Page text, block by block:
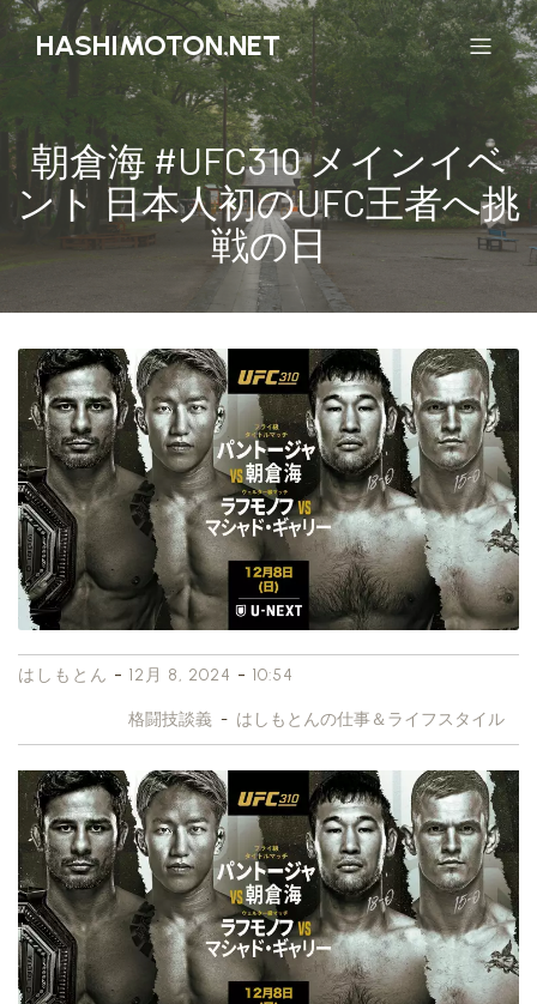
HASHIMOTON.NET
朝倉海 #UFC310 メインイベ
ント 日本人初のUFC王者へ挑
戦の日
はしもとん - 12月 8, 2024 - 10:54
格闘技談義 - はしもとんの仕事＆ライフスタイル